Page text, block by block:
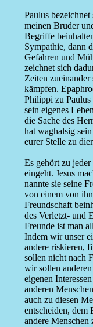
Paulus
meinen Bruder
Begriffe
Sympathie, dann
Gefahren und
zeichnet sich
Zeiten
kämpfen.
Philippi zu
sein eigenes
die Sache des
hat waghalsig
eurer Stelle zu
Es gehört zu
eingeht. Jesus
nannte sie seine
von einem von
Freundschaft
des Verletzt- und
Freunde ist man
Indem wir unser
andere riskieren,
sollen nicht nach
wir sollen
eigenen
anderen
auch zu diesen
entscheiden, dem
andere Menschen